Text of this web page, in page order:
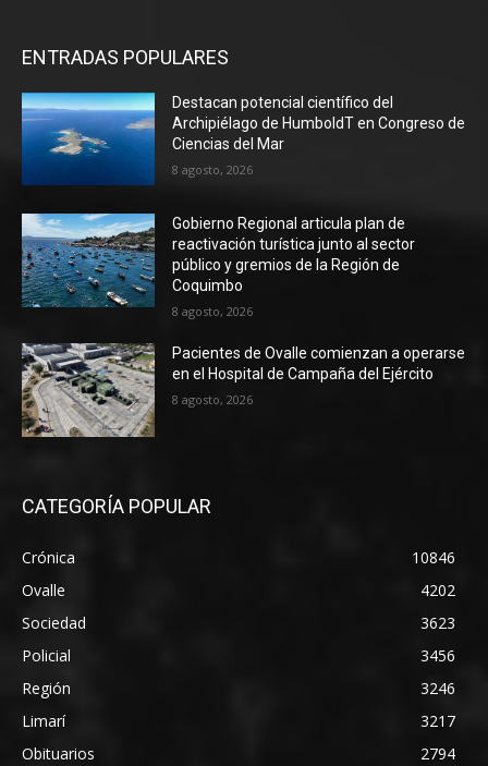
ENTRADAS POPULARES
Destacan potencial científico del
Archipiélago de HumboldT en Congreso de
Ciencias del Mar
8 agosto, 2026
Gobierno Regional articula plan de
reactivación turística junto al sector
público y gremios de la Región de
Coquimbo
8 agosto, 2026
Pacientes de Ovalle comienzan a operarse
en el Hospital de Campaña del Ejército
8 agosto, 2026
CATEGORÍA POPULAR
Crónica
10846
Ovalle
4202
Sociedad
3623
Policial
3456
Región
3246
Limarí
3217
Obituarios
2794